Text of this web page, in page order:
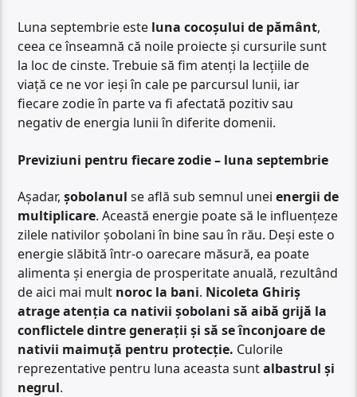
Luna septembrie este luna cocoșului de pământ,
ceea ce înseamnă că noile proiecte și cursurile sunt
la loc de cinste. Trebuie să fim atenți la lecțiile de
viață ce ne vor ieși în cale pe parcursul lunii, iar
fiecare zodie în parte va fi afectată pozitiv sau
negativ de energia lunii în diferite domenii.
Previziuni pentru fiecare zodie – luna septembrie
Așadar,șobolanul se află sub semnul uneienergii de
multiplicare. Această energie poate să le influențeze
zilele nativilor șobolani în bine sau în rău. Deși este o
energie slăbită într-o oarecare măsură, ea poate
alimenta și energia de prosperitate anuală, rezultând
de aici mai mult noroc la bani. Nicoleta Ghiriș
atrage atenția ca nativii șobolani să aibă grijă la
conflictele dintre generații și să se înconjoare de
nativii maimuță pentru protecție. Culorile
reprezentative pentru luna aceasta suntalbastrul și
negrul.